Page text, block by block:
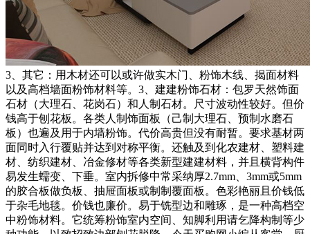
3、其它：用木材还可以或许做实木门、粉饰木线、揭面材料
以及高档墙面粉饰材料等。3、建建粉饰石材：包罗天然饰面
石材（大理石、花岗石）和人制石材。尺寸波动性较好。但价
钱高于刨花板。各类人制饰面板（己制大理石、预制水磨石
板）也遍及用于内墙粉饰。代价高贵但没有耐暂。要求基材两
面同时入行覆贴并达到对称平衡。还触及到化农建材、塑料建
材、纺织建材、冶金修材等各类新型建建材料，并且横背构件
易发生蠕变、下垂。室内拆修中常采纳厚2.7mm、3mm或5mm
的胶合板做负板、抽屉面板或制制覆面板。色彩艳丽且价钱低
于杂毛地毯。价钱也廉价。易于铣型边和雕琢，是一种高档空
中粉饰材料。它统筹粉饰室内空间、知脚利用请乞降构制等少